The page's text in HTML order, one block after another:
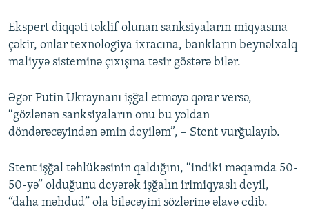
Ekspert diqqəti təklif olunan sanksiyaların miqyasına
çəkir, onlar texnologiya ixracına, bankların beynəlxalq
maliyyə sisteminə çıxışına təsir göstərə bilər.
Əgər Putin Ukraynanı işğal etməyə qərar versə,
“gözlənən sanksiyaların onu bu yoldan
döndərəcəyindən əmin deyiləm”, – Stent vurğulayıb.
Stent işğal təhlükəsinin qaldığını, “indiki məqamda 50-
50-yə” olduğunu deyərək işğalın irimiqyaslı deyil,
“daha məhdud” ola biləcəyini sözlərinə əlavə edib.